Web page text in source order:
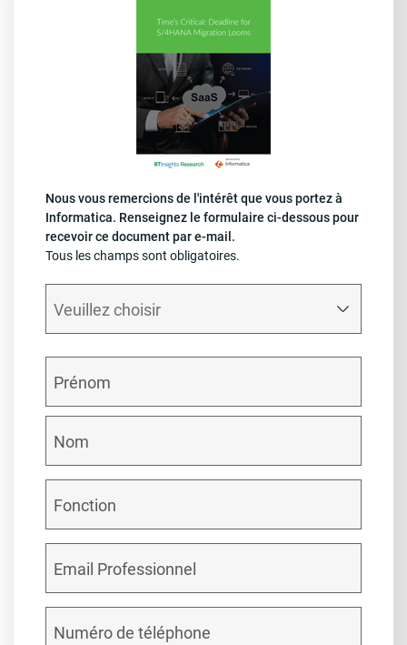
Nous vous remercions de l'intérêt que vous portez à
Informatica. Renseignez le formulaire ci-dessous pour
recevoir ce document par e-mail.
Tous les champs sont obligatoires.